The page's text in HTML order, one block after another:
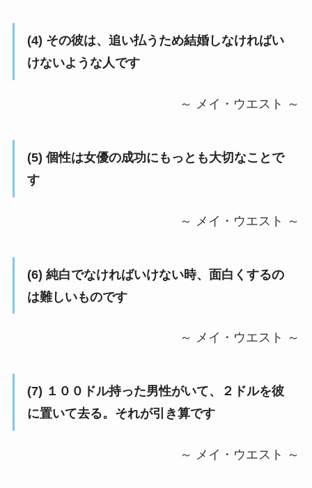
(4) その彼は、追い払うため結婚しなければい
けないような人です
～ メイ・ウエスト ～
(5) 個性は女優の成功にもっとも大切なことで
す
～ メイ・ウエスト ～
(6) 純白でなければいけない時、面白くするの
は難しいものです
～ メイ・ウエスト ～
(7) １００ドル持った男性がいて、２ドルを彼
に置いて去る。それが引き算です
～ メイ・ウエスト ～